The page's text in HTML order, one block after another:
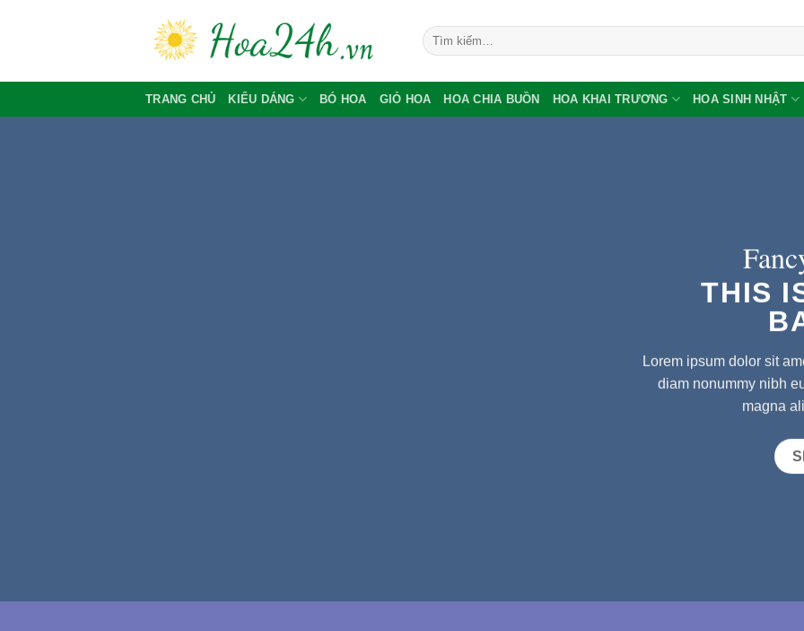
Tìm
kiếm:
TRANG CHỦ KIỂU DÁNG BÓ HOA GIỎ HOA HOA CHIA BUỒN HOA KHAI TRƯƠNG HOA SINH NHẬT
THIS
Lorem ipsum dolor sit
diam nonummy nibh
magna